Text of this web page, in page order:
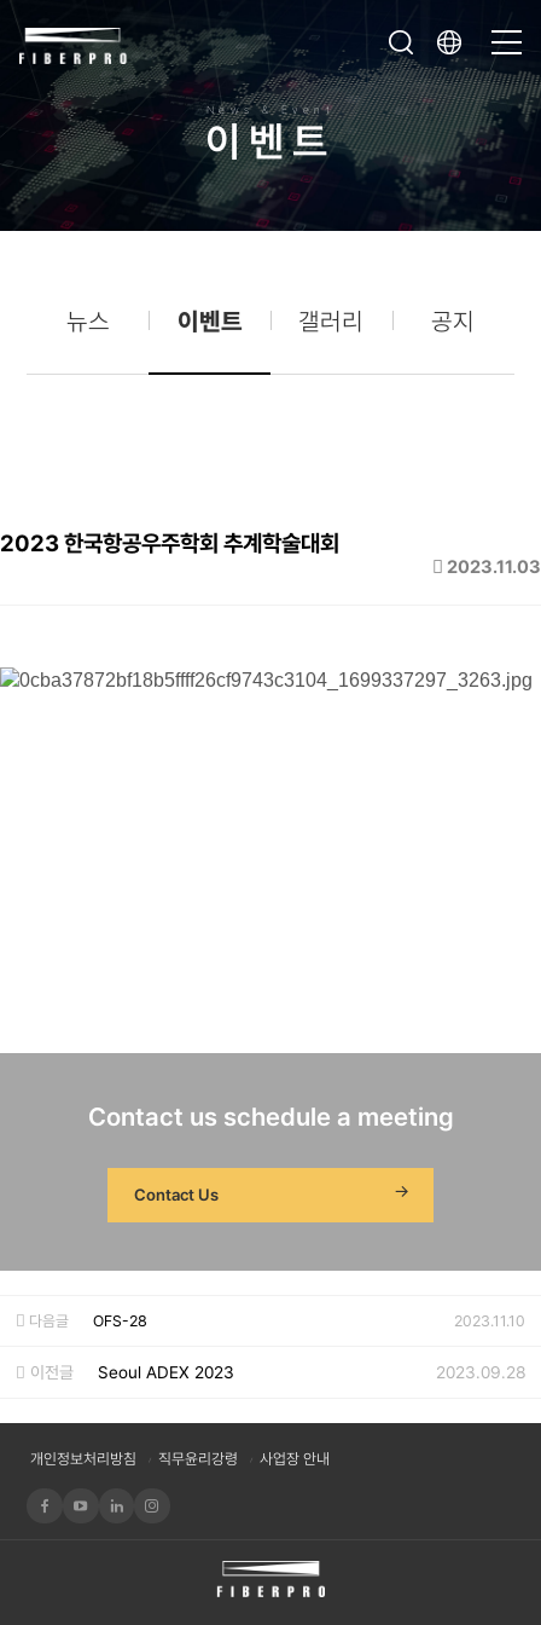
News & Event
이벤트
뉴스 이벤트 갤러리 공지
2023 한국항공우주학회 추계학술대회
2023.11.03
Contact us schedule a meeting
Contact Us
다음글 OFS-28 2023.11.10
이전글 Seoul ADEX 2023 2023.09.28
개인정보처리방침 직무윤리강령 사업장 안내